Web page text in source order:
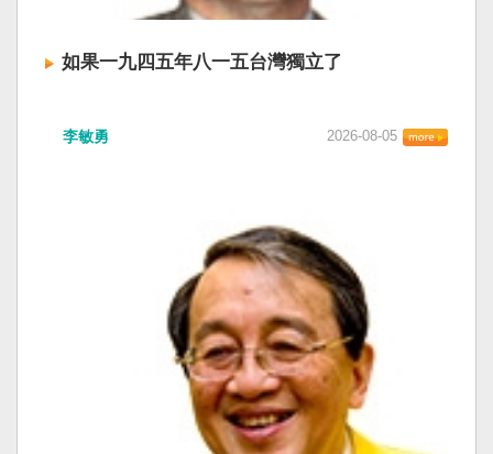
如果一九四五年八一五台灣獨立了
李敏勇 2026-08-05